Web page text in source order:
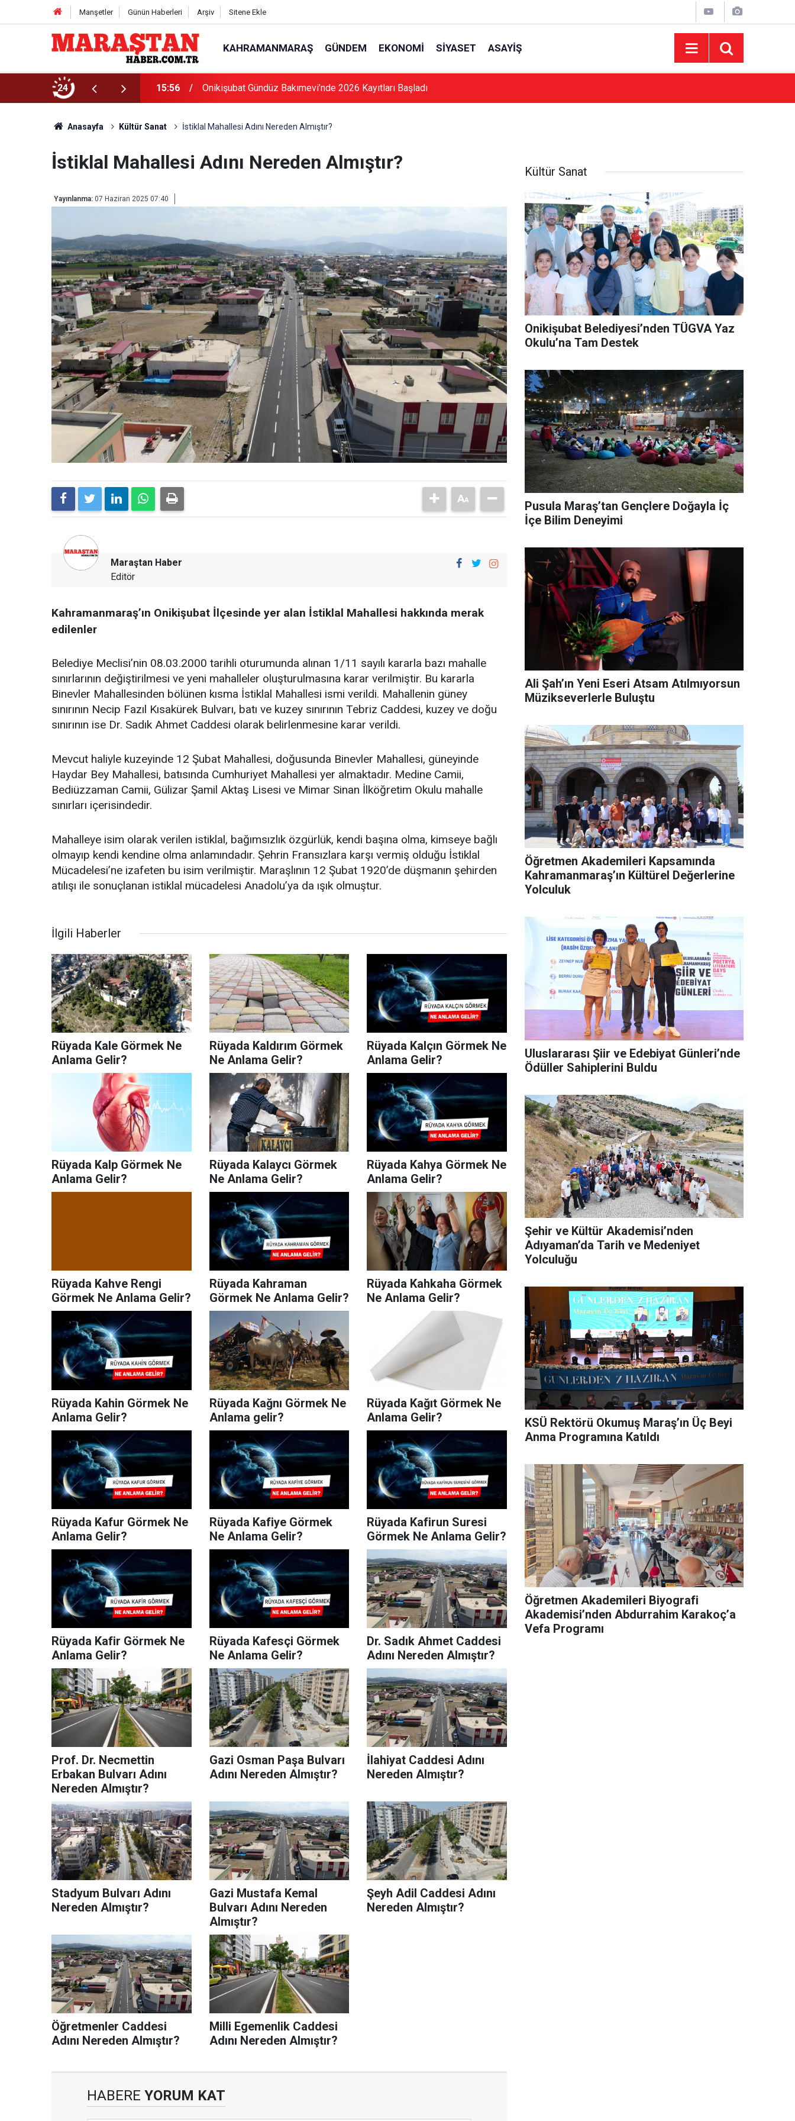
Manşetler Günün Haberleri Arşiv Sitene Ekle
KAHRAMANMARAŞ GÜNDEM EKONOMI SIYASET ASAYIŞ
24
Son Gün 7 Ağustos 15:56 Onikişubat Gündüz Bakımevi’nde 2026 Kayıtları Başladı
Anasayfa Kültür Sanat İstiklal Mahallesi Adını Nereden Almıştır?
İstiklal Mahallesi Adını Nereden Almıştır?
Yayınlanma: 07 Haziran 2025 07:40
Maraştan Haber
Editör
Kahramanmaraş’ın Onikişubat İlçesinde yer alan İstiklal Mahallesi hakkında merak
edilenler
Belediye Meclisi’nin 08.03.2000 tarihli oturumunda alınan 1/11 sayılı kararla bazı mahalle
sınırlarının değiştirilmesi ve yeni mahalleler oluşturulmasına karar verilmiştir. Bu kararla
Binevler Mahallesinden bölünen kısma İstiklal Mahallesi ismi verildi. Mahallenin güney
sınırının Necip Fazıl Kısakürek Bulvarı, batı ve kuzey sınırının Tebriz Caddesi, kuzey ve doğu
sınırının ise Dr. Sadık Ahmet Caddesi olarak belirlenmesine karar verildi.
Mevcut haliyle kuzeyinde 12 Şubat Mahallesi, doğusunda Binevler Mahallesi, güneyinde
Haydar Bey Mahallesi, batısında Cumhuriyet Mahallesi yer almaktadır. Medine Camii,
Bediüzzaman Camii, Gülizar Şamil Aktaş Lisesi ve Mimar Sinan İlköğretim Okulu mahalle
sınırları içerisindedir.
Mahalleye isim olarak verilen istiklal, bağımsızlık özgürlük, kendi başına olma, kimseye bağlı
olmayıp kendi kendine olma anlamındadır. Şehrin Fransızlara karşı vermiş olduğu İstiklal
Mücadelesi’ne izafeten bu isim verilmiştir. Maraşlının 12 Şubat 1920’de düşmanın şehirden
atılışı ile sonuçlanan istiklal mücadelesi Anadolu’ya da ışık olmuştur.
İlgili Haberler
Rüyada Kale Görmek Ne
Anlama Gelir?
Rüyada Kaldırım Görmek
Ne Anlama Gelir?
Rüyada Kalçın Görmek Ne
Anlama Gelir?
Rüyada Kalp Görmek Ne
Anlama Gelir?
Rüyada Kalaycı Görmek
Ne Anlama Gelir?
Rüyada Kahya Görmek Ne
Anlama Gelir?
Rüyada Kahve Rengi
Görmek Ne Anlama Gelir?
Rüyada Kahraman
Görmek Ne Anlama Gelir?
Rüyada Kahkaha Görmek
Ne Anlama Gelir?
Rüyada Kahin Görmek Ne
Anlama Gelir?
Rüyada Kağnı Görmek Ne
Anlama gelir?
Rüyada Kağıt Görmek Ne
Anlama Gelir?
Rüyada Kafur Görmek Ne
Anlama Gelir?
Rüyada Kafiye Görmek
Ne Anlama Gelir?
Rüyada Kafirun Suresi
Görmek Ne Anlama Gelir?
Rüyada Kafir Görmek Ne
Anlama Gelir?
Rüyada Kafesçi Görmek
Ne Anlama Gelir?
Dr. Sadık Ahmet Caddesi
Adını Nereden Almıştır?
Prof. Dr. Necmettin
Erbakan Bulvarı Adını
Nereden Almıştır?
Gazi Osman Paşa Bulvarı
Adını Nereden Almıştır?
İlahiyat Caddesi Adını
Nereden Almıştır?
Stadyum Bulvarı Adını
Nereden Almıştır?
Gazi Mustafa Kemal
Bulvarı Adını Nereden
Almıştır?
Şeyh Adil Caddesi Adını
Nereden Almıştır?
Öğretmenler Caddesi
Adını Nereden Almıştır?
Milli Egemenlik Caddesi
Adını Nereden Almıştır?
HABERE YORUM KAT
Kültür Sanat
Onikişubat Belediyesi’nden TÜGVA Yaz
Okulu’na Tam Destek
Pusula Maraş’tan Gençlere Doğayla İç
İçe Bilim Deneyimi
Ali Şah’ın Yeni Eseri Atsam Atılmıyorsun
Müzikseverlerle Buluştu
Öğretmen Akademileri Kapsamında
Kahramanmaraş’ın Kültürel Değerlerine
Yolculuk
Uluslararası Şiir ve Edebiyat Günleri’nde
Ödüller Sahiplerini Buldu
Şehir ve Kültür Akademisi’nden
Adıyaman’da Tarih ve Medeniyet
Yolculuğu
KSÜ Rektörü Okumuş Maraş’ın Üç Beyi
Anma Programına Katıldı
Öğretmen Akademileri Biyografi
Akademisi’nden Abdurrahim Karakoç’a
Vefa Programı